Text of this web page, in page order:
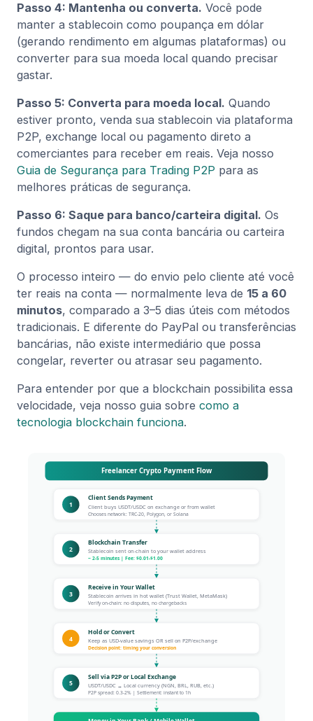
Passo 4: Mantenha ou converta. Você pode
manter a stablecoin como poupança em dólar
(gerando rendimento em algumas plataformas) ou
converter para sua moeda local quando precisar
gastar.
Passo 5: Converta para moeda local. Quando
estiver pronto, venda sua stablecoin via plataforma
P2P, exchange local ou pagamento direto a
comerciantes para receber em reais. Veja nosso
Guia de Segurança para Trading P2P para as
melhores práticas de segurança.
Passo 6: Saque para banco/carteira digital. Os
fundos chegam na sua conta bancária ou carteira
digital, prontos para usar.
O processo inteiro — do envio pelo cliente até você
ter reais na conta — normalmente leva de 15 a 60
minutos, comparado a 3–5 dias úteis com métodos
tradicionais. E diferente do PayPal ou transferências
bancárias, não existe intermediário que possa
congelar, reverter ou atrasar seu pagamento.
Para entender por que a blockchain possibilita essa
velocidade, veja nosso guia sobre como a
tecnologia blockchain funciona.